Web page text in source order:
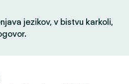
jezikov, v bistvu karkoli,